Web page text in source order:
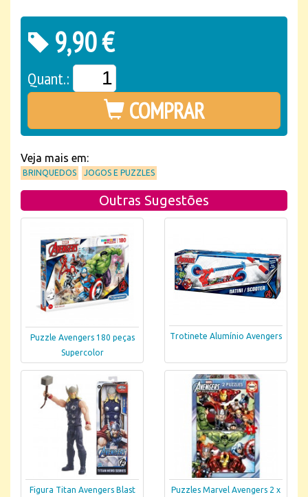
9,90 €
Quant.:
COMPRAR
Veja mais em:
BRINQUEDOS JOGOS E PUZZLES
Outras Sugestões
Puzzle Avengers 180 peças
Supercolor
Trotinete Alumínio Avengers
Figura Titan Avengers Blast Puzzles Marvel Avengers 2 x